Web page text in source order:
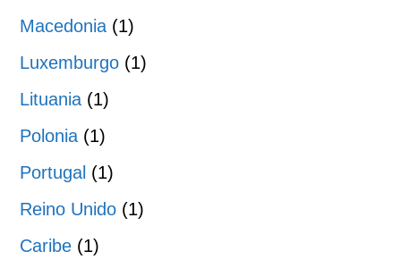
Macedonia (1)
Luxemburgo (1)
Lituania (1)
Polonia (1)
Portugal (1)
Reino Unido (1)
Caribe (1)